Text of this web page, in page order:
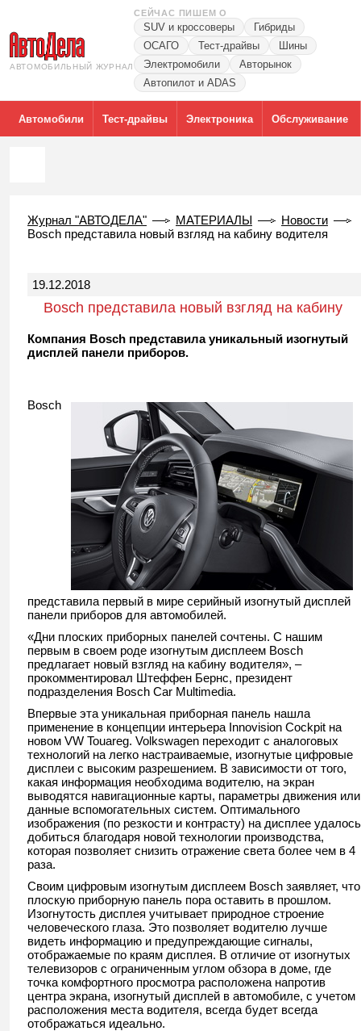
АВТОМОБИЛЬНЫЙ ЖУРНАЛ
СЕЙЧАС ПИШЕМ О
SUV и кроссоверы
Гибриды
ОСАГО
Тест-драйвы
Шины
Электромобили
Авторынок
Автопилот и ADAS
Автомобили Тест-драйвы Электроника Обслуживание
Журнал "АВТОДЕЛА" МАТЕРИАЛЫ
Новости
Bosch представила новый взгляд на кабину водителя
19.12.2018
Bosch представила новый взгляд на кабину
водителя
Компания Bosch представила уникальный изогнутый
дисплей панели приборов.
Bosch
представила первый в мире серийный изогнутый дисплей
панели приборов для автомобилей.
«Дни плоских приборных панелей сочтены. С нашим
первым в своем роде изогнутым дисплеем Bosch
предлагает новый взгляд на кабину водителя», –
прокомментировал Штеффен Бернс, президент
подразделения Bosch Car Multimedia.
Впервые эта уникальная приборная панель нашла
применение в концепции интерьера Innovision Cockpit на
новом VW Touareg. Volkswagen переходит с аналоговых
технологий на легко настраиваемые, изогнутые цифровые
дисплеи с высоким разрешением. В зависимости от того,
какая информация необходима водителю, на экран
выводятся навигационные карты, параметры движения или
данные вспомогательных систем. Оптимального
изображения (по резкости и контрасту) на дисплее удалось
добиться благодаря новой технологии производства,
которая позволяет снизить отражение света более чем в 4
раза.
Своим цифровым изогнутым дисплеем Bosch заявляет, что
плоскую приборную панель пора оставить в прошлом.
Изогнутость дисплея учитывает природное строение
человеческого глаза. Это позволяет водителю лучше
видеть информацию и предупреждающие сигналы,
отображаемые по краям дисплея. В отличие от изогнутых
телевизоров с ограниченным углом обзора в доме, где
точка комфортного просмотра расположена напротив
центра экрана, изогнутый дисплей в автомобиле, с учетом
расположения места водителя, всегда будет всегда
отображаться идеально.